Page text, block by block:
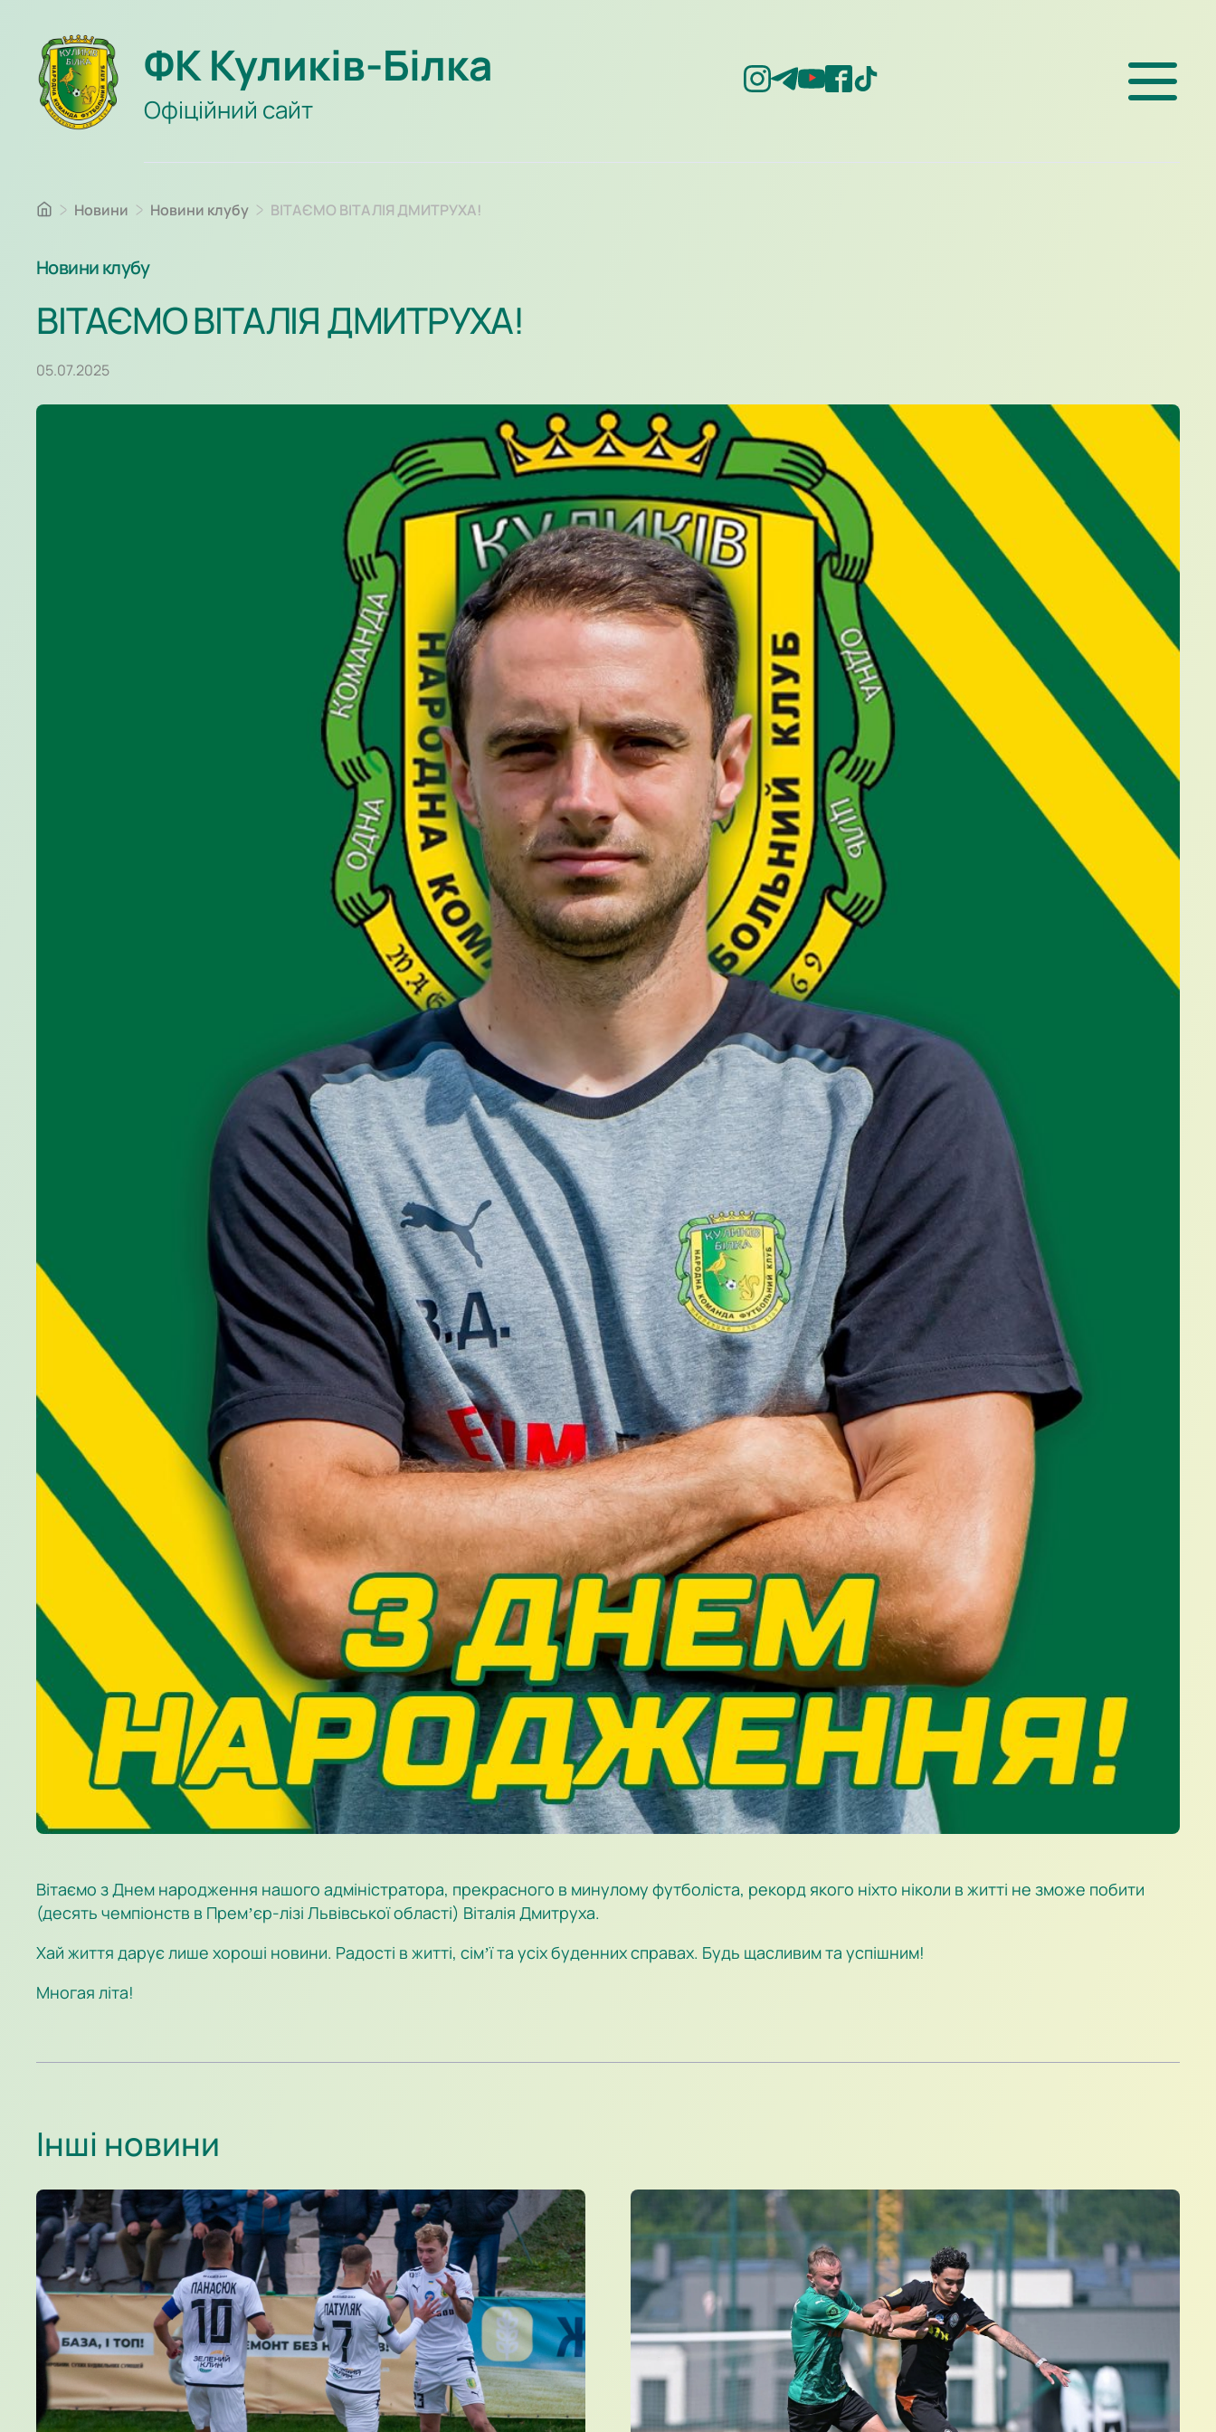
ФК Куликів-Білка
Офіційний сайт
Новини Новини клубу ВІТАЄМО ВІТАЛІЯ ДМИТРУХА!
Новини клубу
ВІТАЄМО ВІТАЛІЯ ДМИТРУХА!
05.07.2025
Вітаємо з Днем народження нашого адміністратора, прекрасного в минулому футболіста, рекорд якого ніхто ніколи в житті не зможе побити
(десять чемпіонств в Премʼєр-лізі Львівської області) Віталія Дмитруха.
Хай життя дарує лише хороші новини. Радості в житті, сімʼї та усіх буденних справах. Будь щасливим та успішним!
Многая літа!
Інші новини